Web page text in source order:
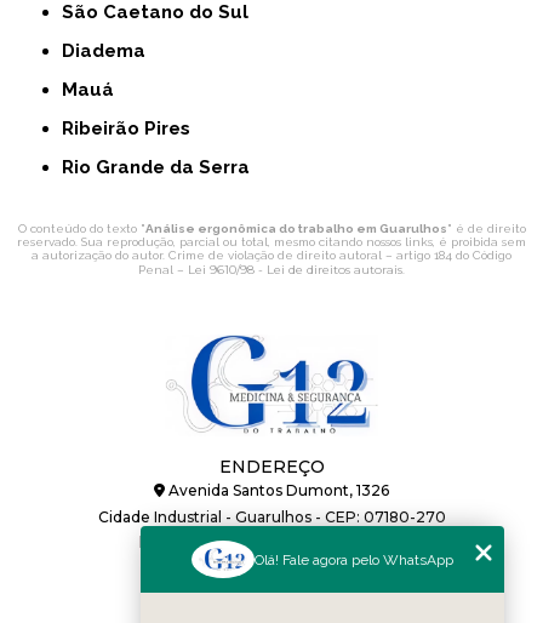
São Caetano do Sul
Diadema
Mauá
Ribeirão Pires
Rio Grande da Serra
O conteúdo do texto "Análise ergonômica do trabalho em Guarulhos" é de direito
reservado. Sua reprodução, parcial ou total, mesmo citando nossos links, é proibida sem
a autorização do autor. Crime de violação de direito autoral – artigo 184 do Código
Penal – Lei 9610/98 - Lei de direitos autorais
ENDEREÇO
Avenida Santos Dumont, 1326
Cidade Industrial - Guarulhos - CEP: 07180-270
HORÁRIO DE ATENDIMENTO
Segunda a Sexta: 08h às 17:48h
CONTATOS
Olá! Fale agora pelo WhatsApp